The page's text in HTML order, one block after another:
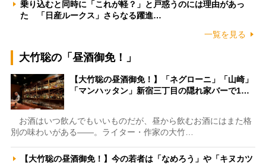
乗り込むと同時に「これが軽？」と戸惑うのには理由があっ
た 「日産ルークス」さらなる躍進…
一覧を見る
大竹聡の「昼酒御免！」
【大竹聡の昼酒御免！】「ネグローニ」「山崎」
「マンハッタン」新宿三丁目の隠れ家バーで1…
お酒はいつ飲んでもいいものだが、昼から飲むお酒にはまた格
別の味わいがある――。ライター・作家の大竹…
【大竹聡の昼酒御免！】今の若者は「なめろう」や「キヌカツ